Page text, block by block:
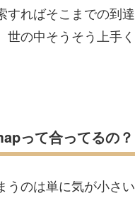
すればそこまでの到
世の中そうそう上手く
って合ってるの？
うのは単に気が小さ